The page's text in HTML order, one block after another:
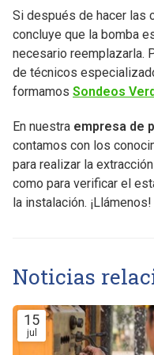
Si después de hacer las
concluye que la bomba
necesario reemplazarla.
de técnicos
formamos Sondeos
En nuestra empresa de
contamos con los
para realizar la
como para verificar el
la instalación. ¡Llámenos!
Noticias
15
jul